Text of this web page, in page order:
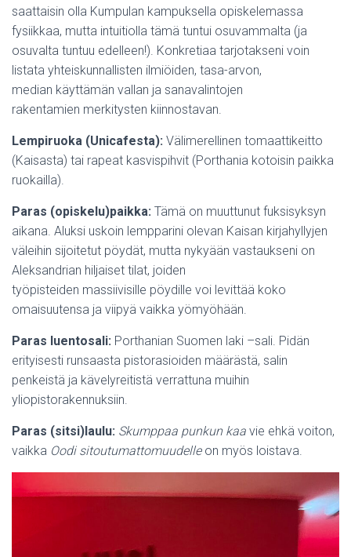
saattaisin olla Kumpulan kampuksella opiskelemassa
fysiikkaa, mutta intuitiolla tämä tuntui osuvammalta (ja
osuvalta tuntuu edelleen!). Konkretiaa tarjotakseni voin
listata yhteiskunnallisten ilmiöiden, tasa-arvon,
median käyttämän vallan ja sanavalintojen
rakentamien merkitysten kiinnostavan.
Lempiruoka (Unicafesta): Välimerellinen tomaattikeitto
(Kaisasta) tai rapeat kasvispihvit (Porthania kotoisin paikka
ruokailla).
Paras (opiskelu)paikka: Tämä on muuttunut fuksisyksyn
aikana. Aluksi uskoin lempparini olevan Kaisan kirjahyllyjen
väleihin sijoitetut pöydät, mutta nykyään vastaukseni on
Aleksandrian hiljaiset tilat, joiden
työpisteiden massiivisille pöydille voi levittää koko
omaisuutensa ja viipyä vaikka yömyöhään.
Paras luentosali: Porthanian Suomen laki –sali. Pidän
erityisesti runsaasta pistorasioiden määrästä, salin
penkeistä ja kävelyreitistä verrattuna muihin
yliopistorakennuksiin.
Paras (sitsi)laulu: Skumppaa punkun kaa vie ehkä voiton,
vaikka Oodi sitoutumattomuudelleon myös loistava.